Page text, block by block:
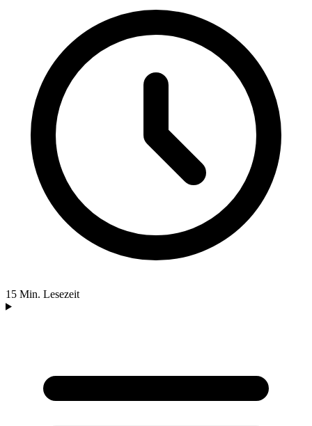
15 Min. Lesezeit